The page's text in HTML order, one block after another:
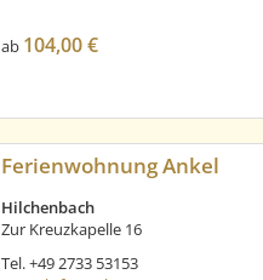
ab 104,00 €
Ferienwohnung Ankel
Hilchenbach
Zur Kreuzkapelle 16
Tel.+49 2733 53153